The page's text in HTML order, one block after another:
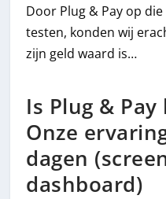
Door Plug & Pay op
testen, konden wij
zijn geld waard is…
Is Plug &
Onze
dagen
dashboard)